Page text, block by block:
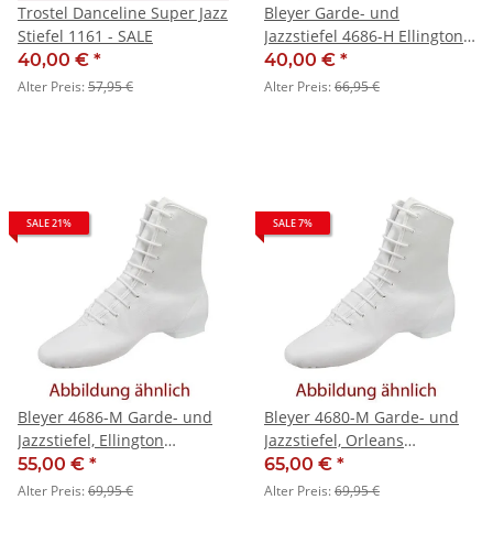
Trostel Danceline Super Jazz
Stiefel 1161 - SALE
40,00 € *
Alter Preis:57,95 €
Bleyer Garde- und
Jazzstiefel 4686-H Ellington
(normalhoher Schaft) - SALE
40,00 € *
Alter Preis:66,95 €
SALE 21%
Bleyer 4686-M Garde- und
Jazzstiefel, Ellington
(mittelhoher Schaft) - SALE
55,00 € *
Alter Preis:69,95 €
SALE 7%
Bleyer 4680-M Garde- und
Jazzstiefel, Orleans
(mittelhoher Schaft) - SALE
65,00 € *
Alter Preis:69,95 €